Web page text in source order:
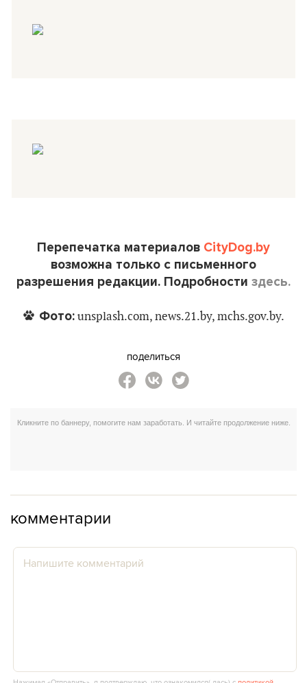
Перепечатка материалов CityDog.by
возможна только с письменного
разрешения редакции. Подробности здесь.
Фото:unsplash.com, news.21.by, mchs.gov.by.
поделиться
комментарии